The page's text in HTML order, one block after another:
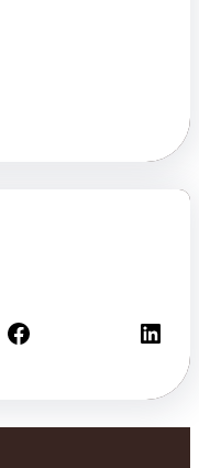
Facebook LinkedIn